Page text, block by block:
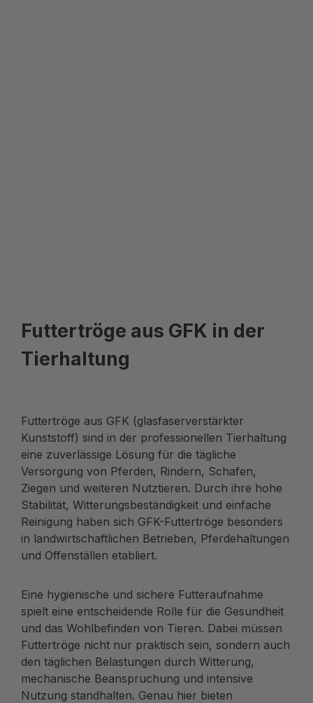
Futtertröge aus GFK in der
Tierhaltung
Futtertröge aus GFK (glasfaserverstärkter
Kunststoff) sind in der professionellen Tierhaltung
eine zuverlässige Lösung für die tägliche
Versorgung von Pferden, Rindern, Schafen,
Ziegen und weiteren Nutztieren. Durch ihre hohe
Stabilität, Witterungsbeständigkeit und einfache
Reinigung haben sich GFK-Futtertröge besonders
in landwirtschaftlichen Betrieben, Pferdehaltungen
und Offenställen etabliert.
Eine hygienische und sichere Futteraufnahme
spielt eine entscheidende Rolle für die Gesundheit
und das Wohlbefinden von Tieren. Dabei müssen
Futtertröge nicht nur praktisch sein, sondern auch
den täglichen Belastungen durch Witterung,
mechanische Beanspruchung und intensive
Nutzung standhalten. Genau hier bieten